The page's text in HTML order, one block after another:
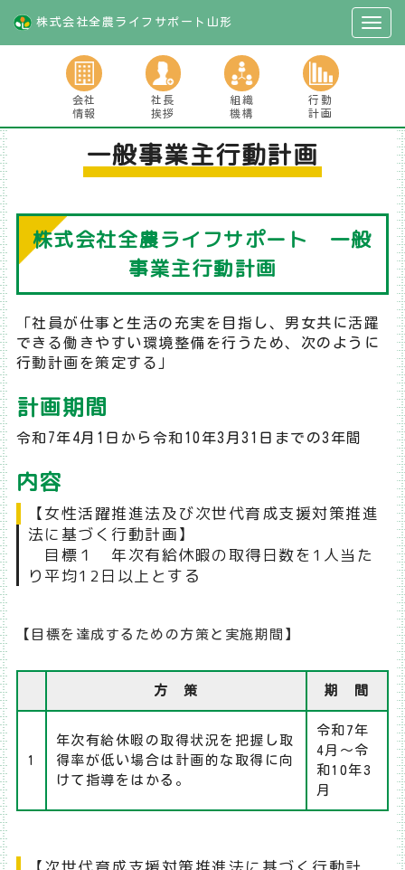
株式会社全農ライフサポート山形
会社
情報
社長
挨拶
組織
機構
行動
計画
一般事業主行動計画
株式会社全農ライフサポート 一般
事業主行動計画
「社員が仕事と生活の充実を目指し、男女共に活躍
できる働きやすい環境整備を行うため、次のように
行動計画を策定する」
計画期間
令和7年4月1日から令和10年3月31日までの3年間
内容
【女性活躍推進法及び次世代育成支援対策推進
法に基づく行動計画】
目標１ 年次有給休暇の取得日数を1人当た
り平均12日以上とする
【目標を達成するための方策と実施期間】
方 策 期 間
1
年次有給休暇の取得状況を把握し取
得率が低い場合は計画的な取得に向
けて指導をはかる。
令和7年
4月～令
和10年3
月